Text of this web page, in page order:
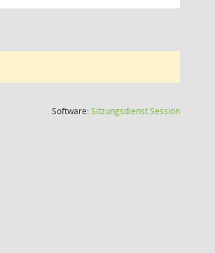
Software:SitzungsdienstSession(Wird in